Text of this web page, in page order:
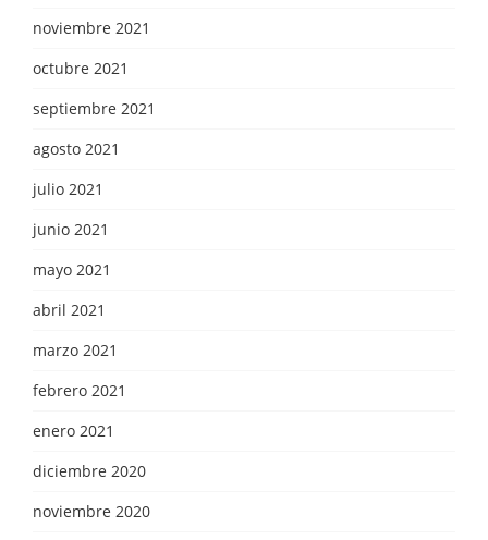
noviembre 2021
octubre 2021
septiembre 2021
agosto 2021
julio 2021
junio 2021
mayo 2021
abril 2021
marzo 2021
febrero 2021
enero 2021
diciembre 2020
noviembre 2020